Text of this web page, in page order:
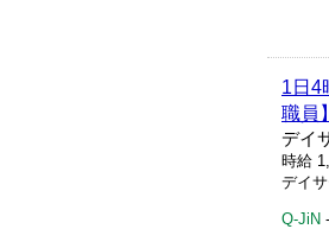
1日4
職員
デイ
時給
デイ
Q-JiN -